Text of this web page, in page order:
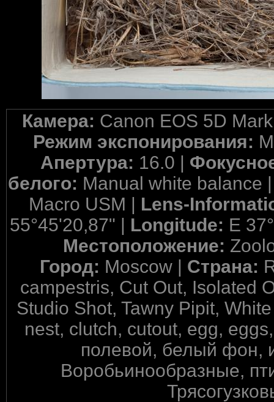
Камера: Canon EOS 5D
Режим экспонирования:
Апертура: 16.0 |
белого: Manual white balance
Macro USM | Lens-
55°45'20,87" | Longitude: E
Местоположение:
Город: Moscow | Страна:
campestris, Cut Out, Isolated
Studio Shot, Tawny Pipit,
nest, clutch, cutout, egg,
полевой, белый фон,
Воробьинообразные,